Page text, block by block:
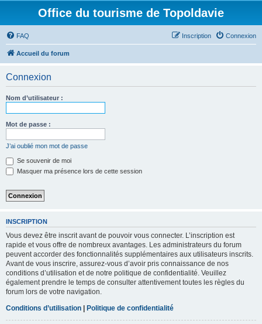
Office du tourisme de Topoldavie
FAQ Connexion
Inscription
Accueil du forum
Connexion
Nom d’utilisateur :
Mot de passe :
J’ai oublié mon mot de passe
Se souvenir de moi
Masquer ma présence lors de cette session
INSCRIPTION
Vous devez être inscrit avant de pouvoir vous connecter. L’inscription est
rapide et vous offre de nombreux avantages. Les administrateurs du forum
peuvent accorder des fonctionnalités supplémentaires aux utilisateurs inscrits.
Avant de vous inscrire, assurez-vous d’avoir pris connaissance de nos
conditions d’utilisation et de notre politique de confidentialité. Veuillez
également prendre le temps de consulter attentivement toutes les règles du
forum lors de votre navigation.
Conditions d’utilisation | Politique de confidentialité